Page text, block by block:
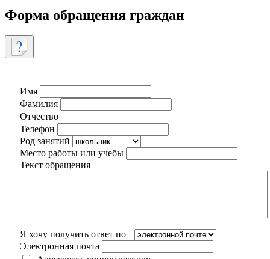
Форма обращения граждан
Имя
Фамилия
Отчество
Телефон
Род занятий
Место работы или учебы
Текст обращения
Я хочу получить ответ по
Электронная почта